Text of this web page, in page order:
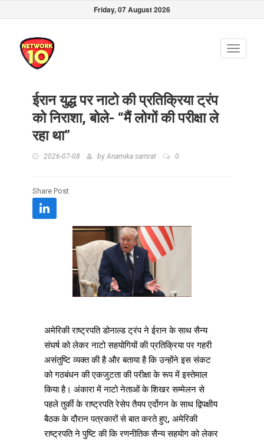
Friday, 07 August 2026
Toggle
ईरान युद्ध पर नाटो की प्रतिक्रिया ट्रंप
को निराशा, बोले- “मैं लोगों की परीक्षा ले
रहा था”
2026-07-08 by Anamika samrat 0
Share Post
अमेरिकी राष्ट्रपति डोनाल्ड ट्रंप ने ईरान के साथ सैन्य
संघर्ष को लेकर नाटो सहयोगियों की प्रतिक्रिया पर गहरी
असंतुष्टि व्यक्त की है और बताया है कि उन्होंने इस संकट
को गठबंधन की एकजुटता की परीक्षा के रूप में इस्तेमाल
किया है। अंकारा में नाटो नेताओं के शिखर सम्मेलन से
पहले तुर्की के राष्ट्रपति रेसेप तैयप एर्दोगन के साथ द्विपक्षीय
बैठक के दौरान पत्रकारों से बात करते हुए, अमेरिकी
राष्ट्रपति ने पुष्टि की कि रणनीतिक सैन्य सहयोग को लेकर